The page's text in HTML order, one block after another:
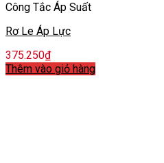
Công Tắc Áp Suất
Rơ Le Áp Lực
375.250₫
Thêm vào giỏ hàng